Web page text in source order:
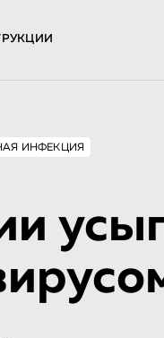
ИНФЕКЦИЯ